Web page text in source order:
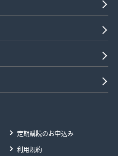
定期購読のお申込み
利用規約